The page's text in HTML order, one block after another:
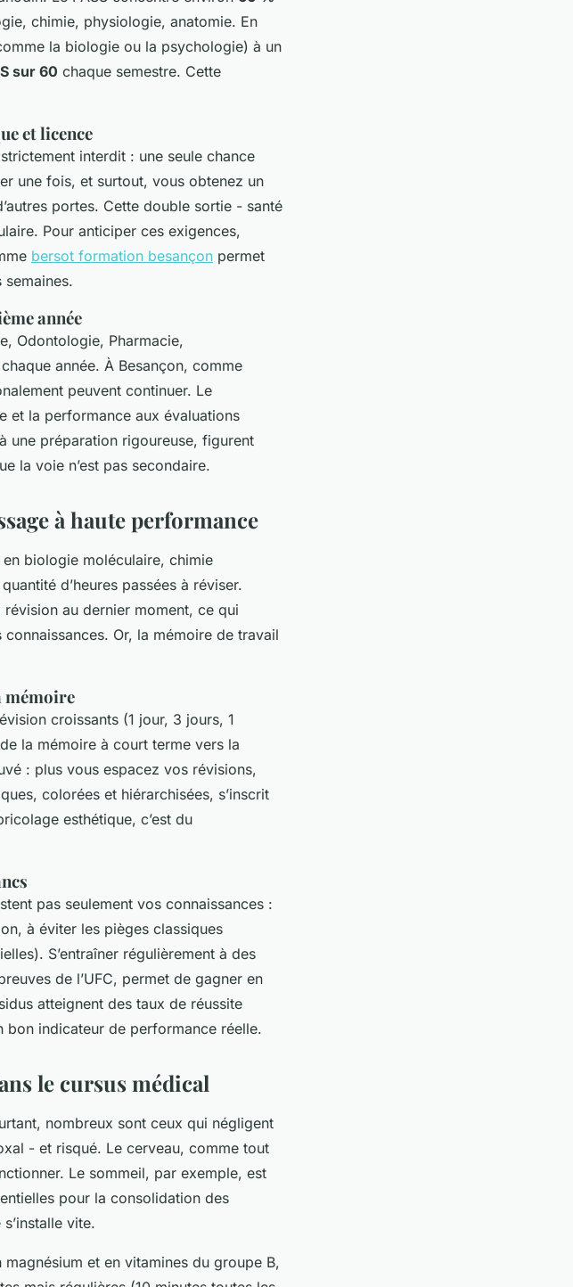
chimie, physiologie, anatomie. En
la biologie ou la psychologie) à un
sur 60 chaque semestre. Cette
et licence
interdit : une seule chance
une fois, et surtout, vous obtenez un
portes. Cette double sortie - santé
Pour anticiper ces exigences,
bersot formation besançon permet
année
Odontologie, Pharmacie,
année. À Besançon, comme
peuvent continuer. Le
et la performance aux évaluations
une préparation rigoureuse, figurent
la voie n’est pas secondaire.
à haute performance
biologie moléculaire, chimie
d’heures passées à réviser.
au dernier moment, ce qui
Or, la mémoire de travail
mémoire
croissants (1 jour, 3 jours, 1
la mémoire à court terme vers la
: plus vous espacez vos révisions,
colorées et hiérarchisées, s’inscrit
esthétique, c’est du
pas seulement vos connaissances :
à éviter les pièges classiques
S’entraîner régulièrement à des
de l’UFC, permet de gagner en
atteignent des taux de réussite
bon indicateur de performance réelle.
le cursus médical
nombreux sont ceux qui négligent
- et risqué. Le cerveau, comme tout
Le sommeil, par exemple, est
pour la consolidation des
vite.
et en vitamines du groupe B,